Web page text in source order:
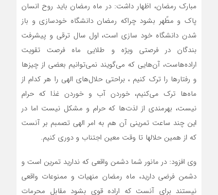
مبارک رمضان، اظهار داشت: در ماه رمضان باید روح انسان
پاک و مطًهر بشود چراکه رمضان دانشگاه خودسازی و باز
شدن دانشگاه خود سازی است، اول سال ترقی و پیشرفت
بندگان در فرصتی ویژه و طلایی ماه فرصت تقویت
اراده‌هاست، آن‌هایی که می‌گویند نمی‌توانیم بعضی از چیزها
و رفتارها را ترک کنیم ، براحتی حلال‌های الهی را هر کدام از
ماه‌ها ترک می‌کنیم، خوردن آب و خوردن غذا که حرام
نیست، بهرمندی از لذت‌ها که حرام و مشکل نیست اما در
این چند ساعت تمرینی آن هم به امر الهی تصمبم بر آنست
که از همین حلالها تا وقت معین اجتناب و دوری کنیم.
وی افزود: در مانور شما دشمن واقعی که ندارید تمرین است و
دشمن فرضی دارید، ماه رمضان منهیات و ممنوعات واقعی
نیستند برای آنست که اراده قوی بشود مقابل محرمات